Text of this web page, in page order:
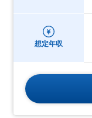
想定年収